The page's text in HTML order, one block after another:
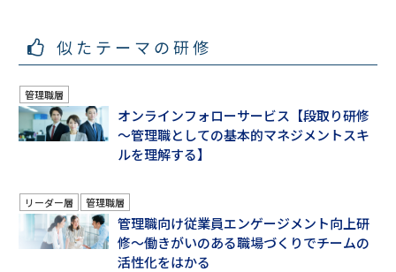
似たテーマの研修
管理職層
オンラインフォローサービス【段取り研修
～管理職としての基本的マネジメントスキ
ルを理解する】
リーダー層 管理職層
管理職向け従業員エンゲージメント向上研
修～働きがいのある職場づくりでチームの
活性化をはかる